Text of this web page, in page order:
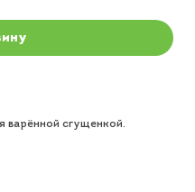
варённой сгущенкой.